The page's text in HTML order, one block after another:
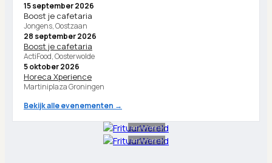
15 september 2026
Boost je cafetaria
Jongens, Oostzaan
28 september 2026
Boost je cafetaria
ActiFood, Oosterwolde
5 oktober 2026
Horeca Xperience
Martiniplaza Groningen
Bekijk alle evenementen →
Advertentie
Advertentie